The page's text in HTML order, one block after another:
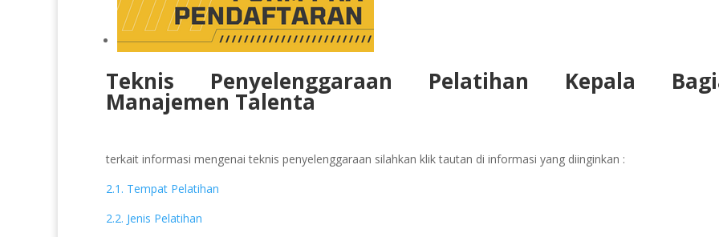
Teknis Penyelenggaraan Pelatihan Kepala
Manajemen Talenta
terkait informasi mengenai teknis penyelenggaraan silahkan klik tautan di informasi yang diinginkan :
2.1. Tempat Pelatihan
2.2. Jenis Pelatihan